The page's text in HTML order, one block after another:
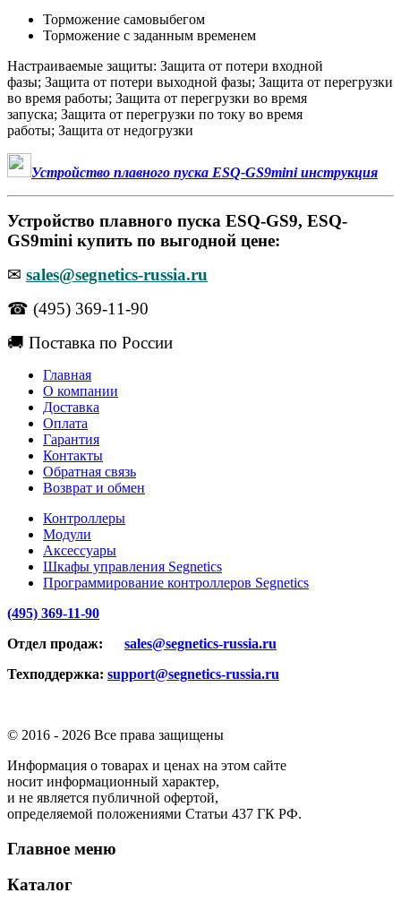
Торможение самовыбегом
Торможение с заданным временем
Настраиваемые защиты: Защита от потери входной
фазы; Защита от потери выходной фазы; Защита от перегрузки
во время работы; Защита от перегрузки во время
запуска; Защита от перегрузки по току во время
работы; Защита от недогрузки
Устройство плавного пуска ESQ-GS9mini инструкция
Устройство плавного пуска ESQ-GS9, ESQ-
GS9mini купить по выгодной цене:
✉ sales@segnetics-russia.ru
☎ (495) 369-11-90
🚚 Поставка по России
Главная
О компании
Доставка
Оплата
Гарантия
Контакты
Обратная связь
Возврат и обмен
Контроллеры
Модули
Аксессуары
Шкафы управления Segnetics
Программирование контроллеров Segnetics
(495) 369-11-90
Отдел продаж: sales@segnetics-russia.ru
Техподдержка: support@segnetics-russia.ru
© 2016 - 2026 Все права защищены
Информация о товарах и ценах на этом сайте
носит информационный характер,
и не является публичной офертой,
определяемой положениями Статьи 437 ГК РФ.
Главное меню
Каталог